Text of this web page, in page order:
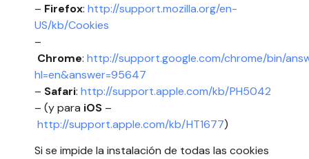
– Firefox: http://support.mozilla.org/en-
US/kb/Cookies
–
Chrome: http://support.google.com/chrome/bin/
hl=en&answer=95647
– Safari: http://support.apple.com/kb/PH5042
– (y para iOS –
http://support.apple.com/kb/HT1677)
Si se impide la instalación de todas las cookies